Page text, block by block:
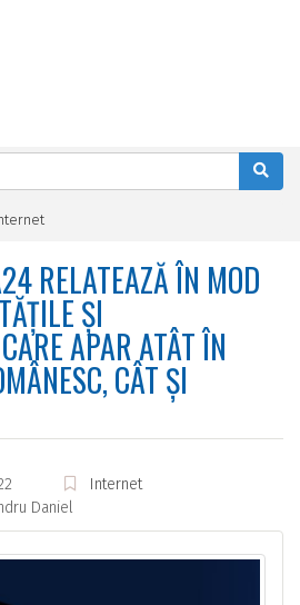
showbiz-ul românesc, cât și extern
RELATEAZĂ ÎN MOD
ȘI
APAR ATÂT ÎN
CÂT ȘI
Internet
Daniel